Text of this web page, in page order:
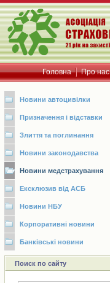
Головна Про нас
Новини автоцивілки
Призначення і відставки
Злиття та поглинання
Новини законодавства
Новини медстрахування
Ексклюзив від АСБ
Новини НБУ
Корпоративні новини
Банківські новини
Поиск по сайту